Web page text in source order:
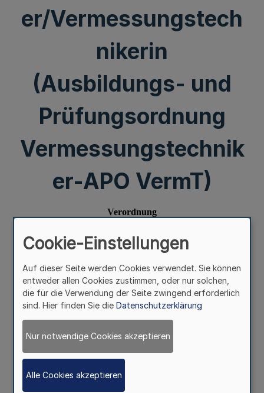
er/Vermessungstech
nikerin
(Ausbildungs- und
Prüfungsordnung
Vermessungstechnik
er-APO VermT)
Cookie-Einstellungen
Auf dieser Seite werden Cookies verwendet. Sie können
entweder allen Cookies zustimmen, oder nur solchen,
die für die Verwendung der Seite zwingend erforderlich
sind. Hier finden Sie die Datenschutzerklärung
Nur notwendige Cookies akzeptieren
Alle Cookies akzeptieren